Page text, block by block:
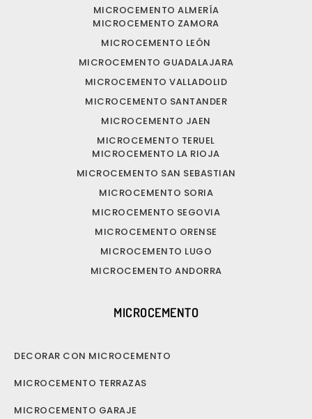
MICROCEMENTO ALMERÍA
MICROCEMENTO ZAMORA
MICROCEMENTO LEÓN
MICROCEMENTO GUADALAJARA
MICROCEMENTO VALLADOLID
MICROCEMENTO SANTANDER
MICROCEMENTO JAEN
MICROCEMENTO TERUEL
MICROCEMENTO LA RIOJA
MICROCEMENTO SAN SEBASTIAN
MICROCEMENTO SORIA
MICROCEMENTO SEGOVIA
MICROCEMENTO ORENSE
MICROCEMENTO LUGO
MICROCEMENTO ANDORRA
MICROCEMENTO
DECORAR CON MICROCEMENTO
MICROCEMENTO TERRAZAS
MICROCEMENTO GARAJE